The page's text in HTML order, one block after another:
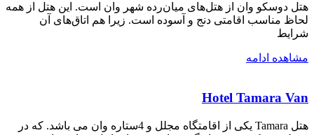
هتل دوسکو وان از هتل‌های میان‌رده شهر وان است. این هتل از همه
لحاظ مناسب اقامتی دنج و آسوده است. زیرا هم اتاق‌های آن
شرایط
مشاهده ادامه
Hotel Tamara Van
هتل Tamara یکی از اقامتگاه مجلل و 4ستاره وان می باشد. که در